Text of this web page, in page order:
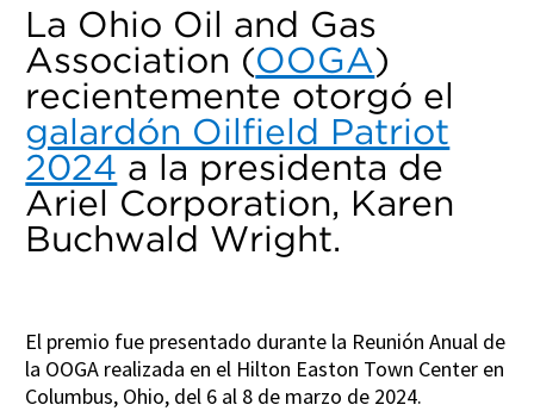
La Ohio Oil and Gas
Association (OOGA)
recientemente otorgó el
galardón Oilfield Patriot
2024 a la presidenta de
Ariel Corporation, Karen
Buchwald Wright.
El premio fue presentado durante la Reunión Anual de
la OOGA realizada en el Hilton Easton Town Center en
Columbus, Ohio, del 6 al 8 de marzo de 2024.